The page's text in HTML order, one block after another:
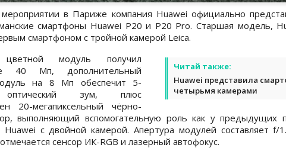
в Париже компания Huawei официально
смартфоны Huawei P20 и P20 Pro. Старшая модель,
смартфоном с тройной камерой Leica.
Читай также:
Huawei представила
четырьмя камерами
цветной модуль получил
40 Мп, дополнительный
на 8 Мп обеспечит 5-
оптический зум, плюс
20-мегапиксельный чёрно-
выполняющий вспомогательную роль как у предыдущих
Huawei с двойной камерой. Апертура модулей составляет f/
сенсор ИК-RGB и лазерный автофокус.